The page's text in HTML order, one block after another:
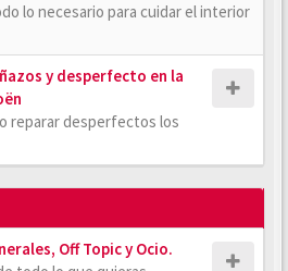
lo necesario para cuidar el interior
y desperfecto en la
reparar desperfectos los
Off Topic y Ocio.